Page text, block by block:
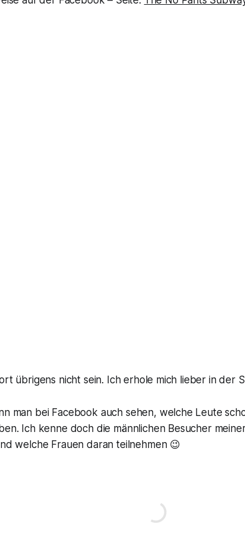
übrigens nicht sein. Ich erhole mich lieber in der
man bei Facebook auch sehen, welche Leute
Ich kenne doch die männlichen Besucher
welche Frauen daran teilnehmen 😉